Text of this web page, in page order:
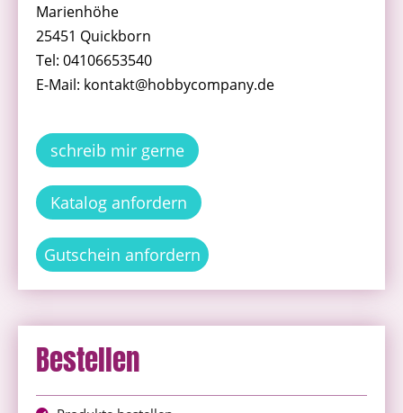
Marienhöhe
25451 Quickborn
Tel: 04106653540
E-Mail: kontakt@hobbycompany.de
schreib mir gerne
Katalog anfordern
Gutschein anfordern
Bestellen